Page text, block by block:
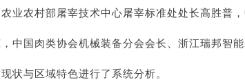
业农村部屠宰技术中心屠宰标准处处长高胜
中国肉类协会机械装备分会会长、浙江瑞邦智
状与区域特色进行了系统分析。